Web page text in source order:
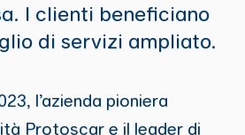
I clienti beneficiano
di servizi ampliato.
l’azienda pioniera
Protoscar e il leader di